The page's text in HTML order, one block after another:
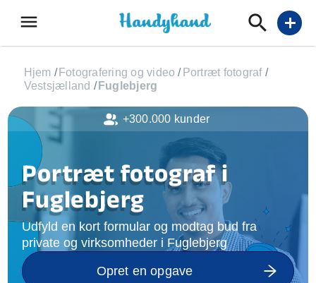
menu add
Hjem / Fotografering og video / Portræt fotograf /
Vestsjælland / Fuglebjerg
Portræt fotograf i
Fuglebjerg
Udfyld en kort formular og modtag bud fra
private og virksomheder i Fuglebjerg
Opret en opgave
+300.000 kunder